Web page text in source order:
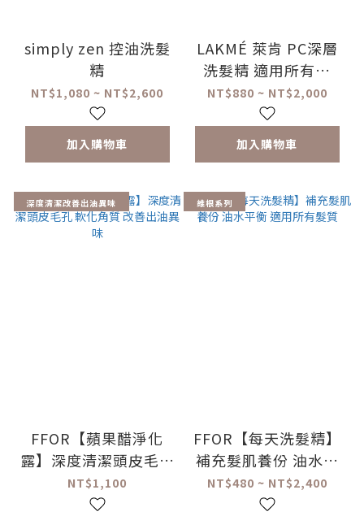
simply zen 控油洗髮
精
NT$1,080 ~ NT$2,600
加入購物車
LAKMÉ 萊肯 PC深層
洗髮精 適用所有髮
質、油性頭皮
NT$880 ~ NT$2,000
加入購物車
深度清潔改善出油異味
FFOR【蘋果醋淨化
露】深度清潔頭皮毛孔
軟化角質 改善出油異
味
NT$1,100
維根系列
FFOR【每天洗髮精】
補充髮肌養份 油水平
衡 適用所有髮質
NT$480 ~ NT$2,400